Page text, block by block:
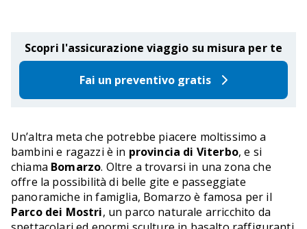
Scopri l'assicurazione viaggio su misura per te
Fai un preventivo gratis
Un’altra meta che potrebbe piacere moltissimo a
bambini e ragazzi è in provincia di Viterbo, e si
chiama Bomarzo. Oltre a trovarsi in una zona che
offre la possibilità di belle gite e passeggiate
panoramiche in famiglia, Bomarzo è famosa per il
Parco dei Mostri, un parco naturale arricchito da